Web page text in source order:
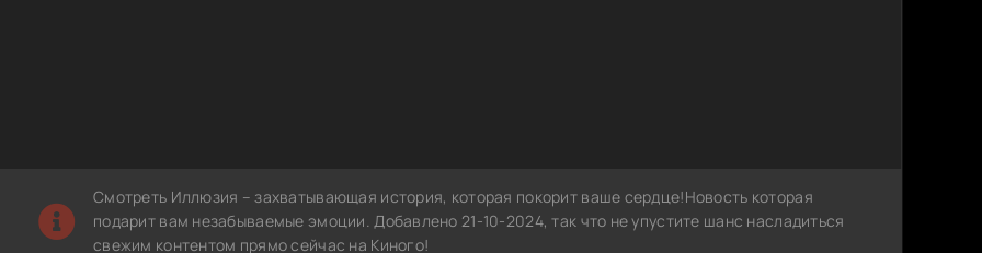
Смотреть Иллюзия – захватывающая история, которая покорит ваше сердце!Новость которая
подарит вам незабываемые эмоции. Добавлено 21-10-2024, так что не упустите шанс насладиться
свежим контентом прямо сейчас на Киного!